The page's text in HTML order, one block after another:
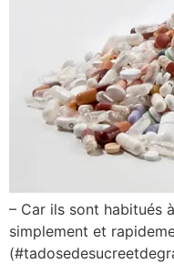
– Car ils sont habitués
simplement et